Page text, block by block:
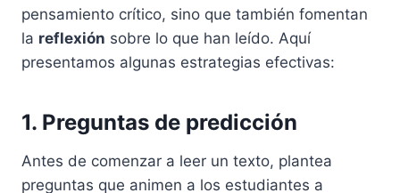
pensamiento crítico, sino que también fomentan
la reflexión sobre lo que han leído. Aquí
presentamos algunas estrategias efectivas:
1. Preguntas de predicción
Antes de comenzar a leer un texto, plantea
preguntas que animen a los estudiantes a